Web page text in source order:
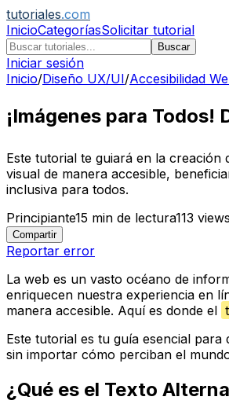
tutoriales.com
InicioCategoríasSolicitar tutorial
Buscar
Iniciar sesión
Inicio/Diseño UX/UI/Accesibilidad
¡Imágenes para
Este tutorial te guiará en la
visual de manera accesible,
inclusiva para todos.
Principiante15 min de lectura113 views
Compartir
Reportar error
La web es un vasto océano de
enriquecen nuestra experiencia en
manera accesible. Aquí es donde el
Este tutorial es tu guía esencial
sin importar cómo perciban el
¿Qué es el Texto